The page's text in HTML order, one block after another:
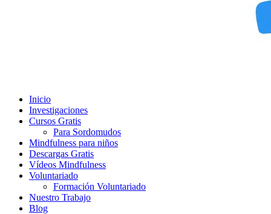
Inicio
Investigaciones
Cursos Gratis
Para Sordomudos
Mindfulness para niños
Descargas Gratis
Vídeos Mindfulness
Voluntariado
Formación Voluntariado
Nuestro Trabajo
Blog